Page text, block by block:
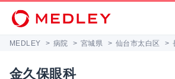
MEDLEY > 病院 > 宮城県 > 仙台市太白区 >
金久保眼科